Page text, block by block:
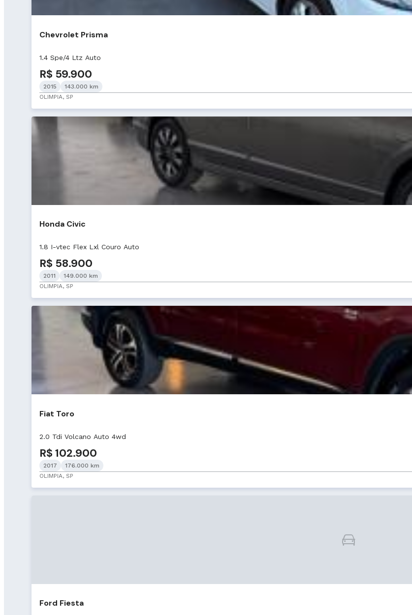
Chevrolet Prisma
1.4 Spe/4 Ltz Auto
R$ 59.900
2015
143.000 km
OLIMPIA, SP
Honda Civic
1.8 I-vtec Flex Lxl Couro Auto
R$ 58.900
2011
149.000 km
OLIMPIA, SP
Fiat Toro
2.0 Tdi Volcano Auto 4wd
R$ 102.900
2017
176.000 km
OLIMPIA, SP
Ford Fiesta